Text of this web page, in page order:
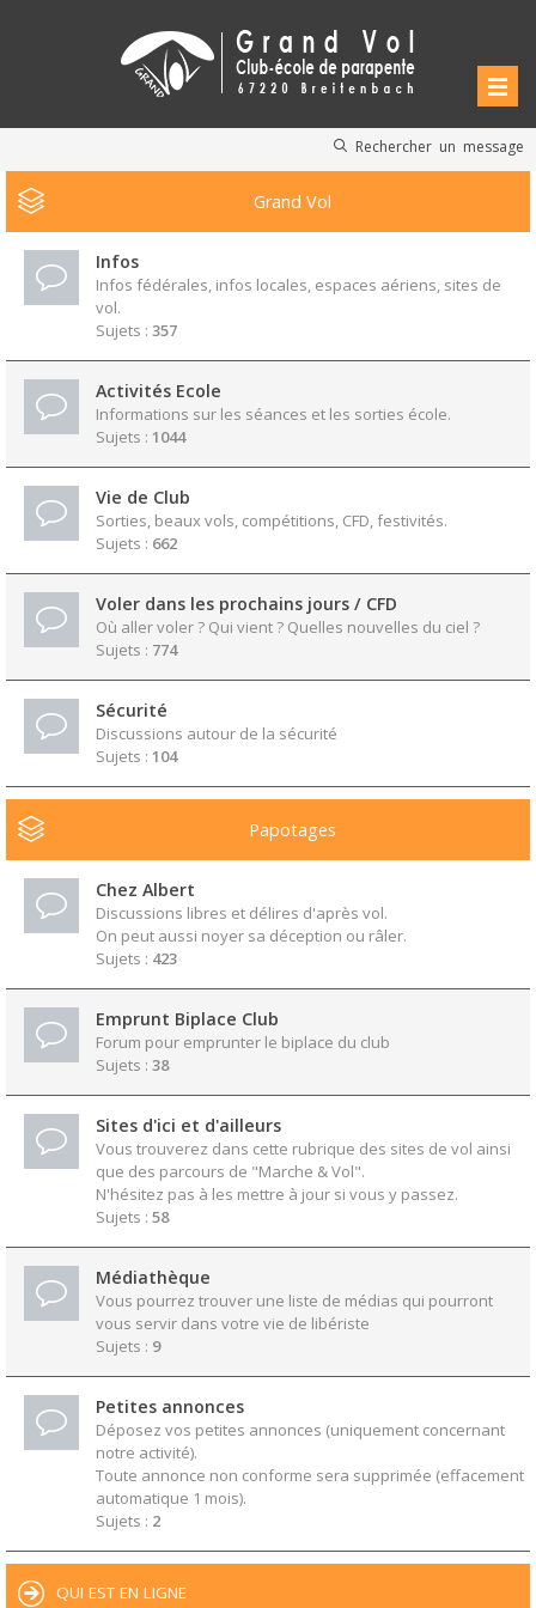
Rechercher un message
Grand Vol
Infos
Infos fédérales, infos locales, espaces aériens, sites de
vol.
Sujets : 357
Activités Ecole
Informations sur les séances et les sorties école.
Sujets : 1044
Vie de Club
Sorties, beaux vols, compétitions, CFD, festivités.
Sujets : 662
Voler dans les prochains jours / CFD
Où aller voler ? Qui vient ? Quelles nouvelles du ciel ?
Sujets : 774
Sécurité
Discussions autour de la sécurité
Sujets : 104
Papotages
Chez Albert
Discussions libres et délires d'après vol.
On peut aussi noyer sa déception ou râler.
Sujets : 423
Emprunt Biplace Club
Forum pour emprunter le biplace du club
Sujets : 38
Sites d'ici et d'ailleurs
Vous trouverez dans cette rubrique des sites de vol ainsi
que des parcours de "Marche & Vol".
N'hésitez pas à les mettre à jour si vous y passez.
Sujets : 58
Médiathèque
Vous pourrez trouver une liste de médias qui pourront
vous servir dans votre vie de libériste
Sujets : 9
Petites annonces
Déposez vos petites annonces (uniquement concernant
notre activité).
Toute annonce non conforme sera supprimée (effacement
automatique 1 mois).
Sujets : 2
QUI EST EN LIGNE